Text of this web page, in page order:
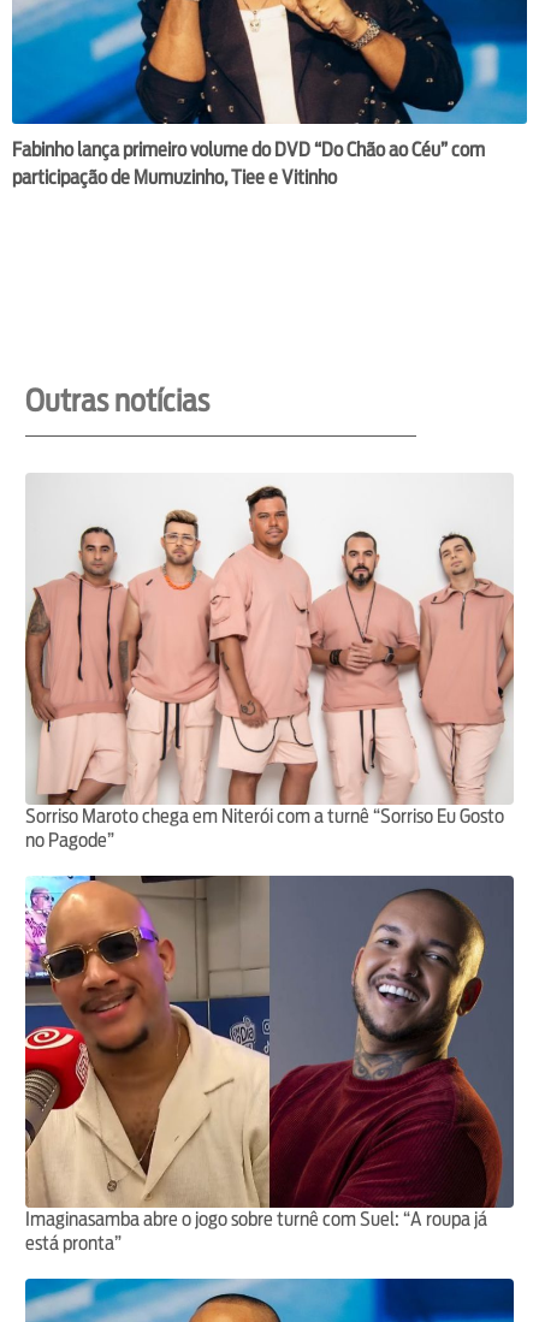
Fabinho lança primeiro volume do DVD “Do Chão ao Céu” com
participação de Mumuzinho, Tiee e Vitinho
Outras notícias
Sorriso Maroto chega em Niterói com a turnê “Sorriso Eu Gosto
no Pagode”
Imaginasamba abre o jogo sobre turnê com Suel: “A roupa já
está pronta”